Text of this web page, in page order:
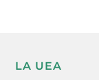
LA UEA